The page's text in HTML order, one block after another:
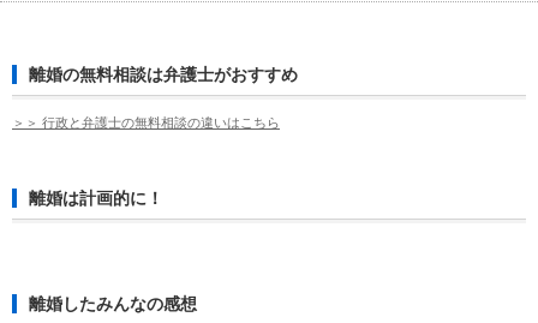
離婚の無料相談は弁護士がおすすめ
＞＞ 行政と弁護士の無料相談の違いはこちら
離婚は計画的に！
離婚したみんなの感想